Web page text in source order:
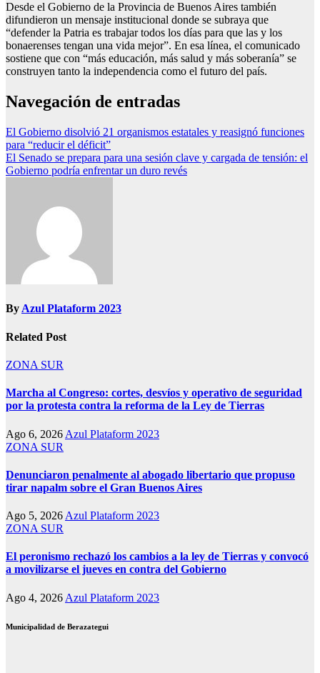
Desde el Gobierno de la Provincia de Buenos Aires también
difundieron un mensaje institucional donde se subraya que
“defender la Patria es trabajar todos los días para que las y los
bonaerenses tengan una vida mejor”. En esa línea, el comunicado
sostiene que con “más educación, más salud y más soberanía” se
construyen tanto la independencia como el futuro del país.
Navegación de entradas
El Gobierno disolvió 21 organismos estatales y reasignó funciones
para “reducir el déficit”
El Senado se prepara para una sesión clave y cargada de tensión: el
Gobierno podría enfrentar un duro revés
ByAzul Plataform 2023
Related Post
ZONA SUR
Marcha al Congreso: cortes, desvíos y operativo de seguridad
por la protesta contra la reforma de la Ley de Tierras
Ago 6, 2026 Azul Plataform 2023
ZONA SUR
Denunciaron penalmente al abogado libertario que propuso
tirar napalm sobre el Gran Buenos Aires
Ago 5, 2026 Azul Plataform 2023
ZONA SUR
El peronismo rechazó los cambios a la ley de Tierras y convocó
a movilizarse el jueves en contra del Gobierno
Ago 4, 2026 Azul Plataform 2023
Municipalidad de Berazategui